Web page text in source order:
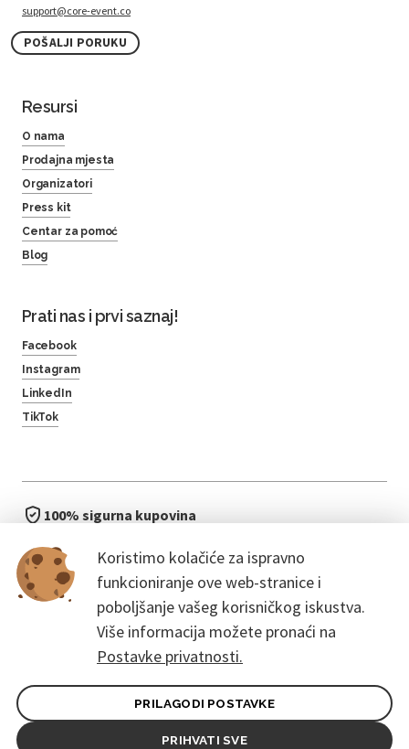
Koristimo kolačiće za ispravno
funkcioniranje ove web-stranice i
poboljšanje vašeg korisničkog iskustva.
Više informacija možete pronaći na
Postavke privatnosti.
PRILAGODI POSTAVKE
PRIHVATI SVE
support@core-event.co
POŠALJI PORUKU
Resursi
O nama
Prodajna mjesta
Organizatori
Press kit
Centar za pomoć
Blog
Prati nas i prvi saznaj!
Facebook
Instagram
LinkedIn
TikTok
100% sigurna kupovina
bez čekanja u redu
Opći uvjeti ugovora za kupce
Pravila zaštite osobnih podataka